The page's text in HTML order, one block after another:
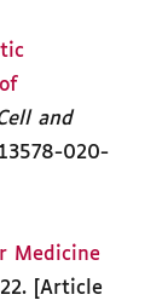
and
020-
Medicine
[Article